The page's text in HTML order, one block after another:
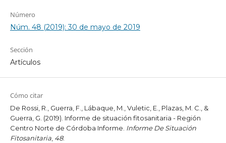
Número
Núm. 48 (2019): 30 de mayo de 2019
Sección
Artículos
Cómo citar
De Rossi, R., Guerra, F., Lábaque, M., Vuletic, E., Plazas, M. C., &
Guerra, G. (2019). Informe de situación fitosanitaria - Región
Centro Norte de Córdoba Informe. Informe De Situación
Fitosanitaria, 48.